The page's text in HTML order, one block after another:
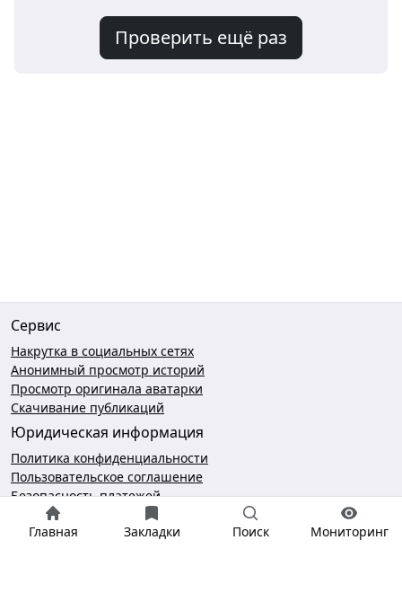
Главная Закладки Поиск Мониторинг
Проверить ещё раз
Сервис
Накрутка в социальных сетях
Анонимный просмотр историй
Просмотр оригинала аватарки
Скачивание публикаций
Юридическая информация
Политика конфиденциальности
Пользовательское соглашение
Безопасность платежей
Чат поддержки